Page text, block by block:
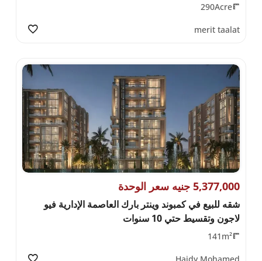
290Acre
merit taalat
5,377,000 جنيه سعر الوحدة
شقه للبيع في كمبوند وينتر بارك العاصمة الإدارية فيو
لاجون وتقسيط حتي 10 سنوات
141m²